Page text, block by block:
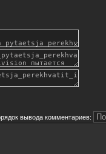
вывода комментариев: